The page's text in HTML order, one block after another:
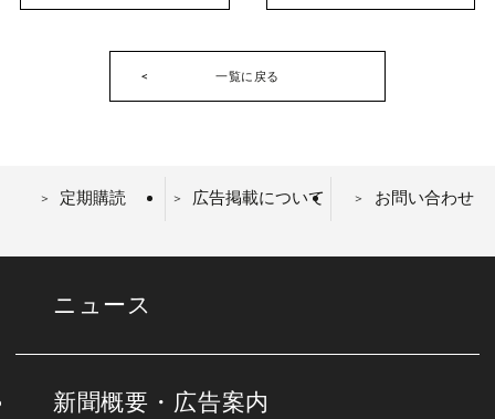
一覧に戻る
定期購読 広告掲載について お問い合わせ
ニュース
新聞概要・広告案内